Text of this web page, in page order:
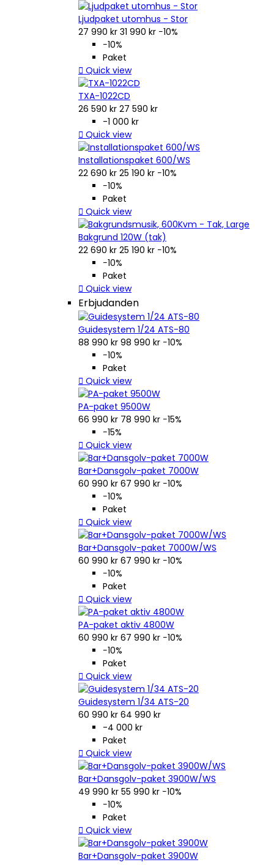
Ljudpaket utomhus - Stor
27 990 kr 31 990 kr −10%
−10%
Paket
 Quick view
TXA-1022CD
26 590 kr 27 590 kr
-1 000 kr
 Quick view
Installationspaket 600/WS
22 690 kr 25 190 kr −10%
−10%
Paket
 Quick view
Bakgrund 120W (tak)
22 690 kr 25 190 kr −10%
−10%
Paket
 Quick view
Erbjudanden
Guidesystem 1/24 ATS-80
88 990 kr 98 990 kr −10%
−10%
Paket
 Quick view
PA-paket 9500W
66 990 kr 78 990 kr −15%
−15%
 Quick view
Bar+Dansgolv-paket 7000W
60 990 kr 67 990 kr −10%
−10%
Paket
 Quick view
Bar+Dansgolv-paket 7000W/WS
60 990 kr 67 990 kr −10%
−10%
Paket
 Quick view
PA-paket aktiv 4800W
60 990 kr 67 990 kr −10%
−10%
Paket
 Quick view
Guidesystem 1/34 ATS-20
60 990 kr 64 990 kr
-4 000 kr
Paket
 Quick view
Bar+Dansgolv-paket 3900W/WS
49 990 kr 55 990 kr −10%
−10%
Paket
 Quick view
Bar+Dansgolv-paket 3900W